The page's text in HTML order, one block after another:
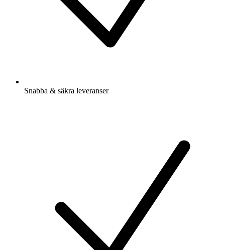
Snabba & säkra leveranser